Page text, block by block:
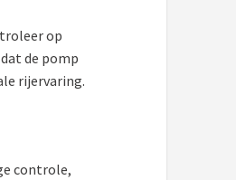
op
de pomp
rijervaring.
controle,